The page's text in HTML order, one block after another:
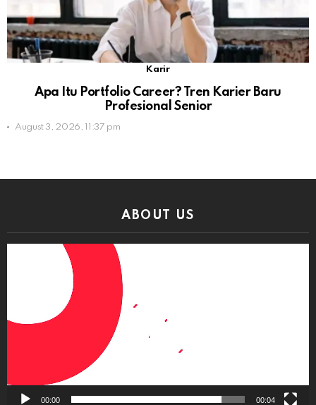
Karir
Apa Itu Portfolio Career? Tren Karier Baru
Profesional Senior
August 3, 2026, 11:37 pm
ABOUT US
00:00 00:04